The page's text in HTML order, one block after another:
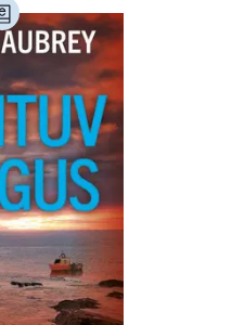
(24)
Perioodika (15)
(184)
Religioon (107)
Sport (52)
(6)
(9)
Transport (8)